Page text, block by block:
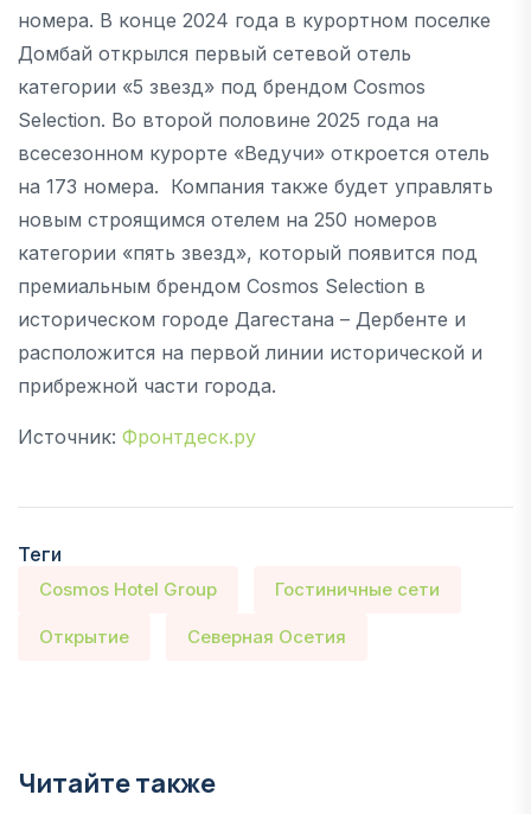
номера. В конце 2024 года в курортном поселке
Домбай открылся первый сетевой отель
категории «5 звезд» под брендом Cosmos
Selection. Во второй половине 2025 года на
всесезонном курорте «Ведучи» откроется отель
на 173 номера. Компания также будет управлять
новым строящимся отелем на 250 номеров
категории «пять звезд», который появится под
премиальным брендом Cosmos Selection в
историческом городе Дагестана – Дербенте и
расположится на первой линии исторической и
прибрежной части города.
Источник: Фронтдеск.ру
Теги
Cosmos Hotel Group Гостиничные сети
Открытие Северная Осетия
Читайте также